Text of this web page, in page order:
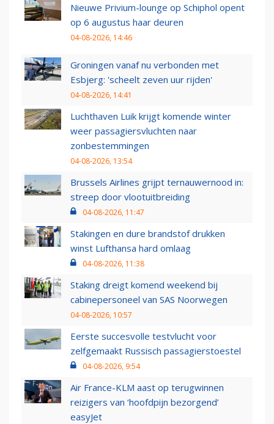
Nieuwe Privium-lounge op Schiphol opent
op 6 augustus haar deuren
04-08-2026, 14:46
Groningen vanaf nu verbonden met
Esbjerg: 'scheelt zeven uur rijden'
04-08-2026, 14:41
Luchthaven Luik krijgt komende winter
weer passagiersvluchten naar
zonbestemmingen
04-08-2026, 13:54
Brussels Airlines grijpt ternauwernood in:
streep door vlootuitbreiding
04-08-2026, 11:47
Stakingen en dure brandstof drukken
winst Lufthansa hard omlaag
04-08-2026, 11:38
Staking dreigt komend weekend bij
cabinepersoneel van SAS Noorwegen
04-08-2026, 10:57
Eerste succesvolle testvlucht voor
zelfgemaakt Russisch passagierstoestel
04-08-2026, 9:54
Air France-KLM aast op terugwinnen
reizigers van ‘hoofdpijn bezorgend’
easyJet